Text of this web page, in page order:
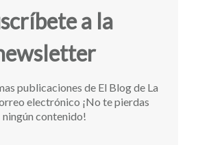
a la
publicaciones de El Blog de La
electrónico ¡No te pierdas
ningún contenido!